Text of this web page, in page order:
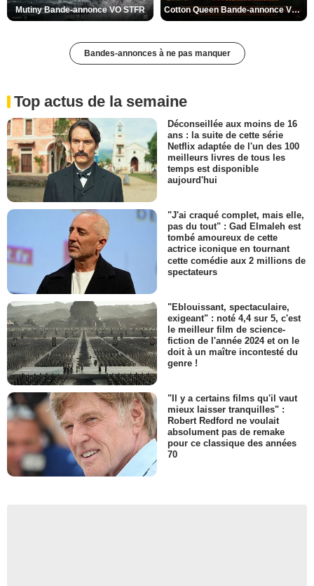
Mutiny Bande-annonce VO STFR Cotton Queen Bande-annonce VO STFR
Bandes-annonces à ne pas manquer
Top actus de la semaine
Déconseillée aux moins de 16
ans : la suite de cette série
Netflix adaptée de l'un des 100
meilleurs livres de tous les
temps est disponible
aujourd'hui
"J'ai craqué complet, mais elle,
pas du tout" : Gad Elmaleh est
tombé amoureux de cette
actrice iconique en tournant
cette comédie aux 2 millions de
spectateurs
"Eblouissant, spectaculaire,
exigeant" : noté 4,4 sur 5, c'est
le meilleur film de science-
fiction de l'année 2024 et on le
doit à un maître incontesté du
genre !
"Il y a certains films qu'il vaut
mieux laisser tranquilles" :
Robert Redford ne voulait
absolument pas de remake
pour ce classique des années
70